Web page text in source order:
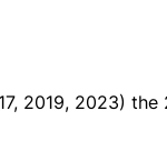
2019, 2023)